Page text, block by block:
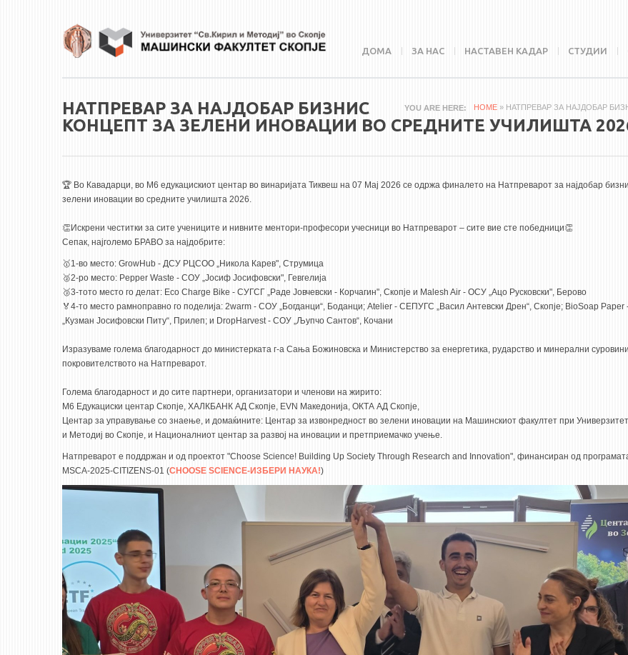
ДОМА ЗА НАС НАСТАВЕН КАДАР СТУДИИ
YOU ARE HERE HOME » НАТПРЕВАР ЗА НАЈДОБАР
НАТПРЕВАР ЗА НАЈДОБАР БИЗНИС
КОНЦЕПТ ЗА ЗЕЛЕНИ ИНОВАЦИИ ВО СРЕДНИТЕ УЧИЛИШТА
🏆 Во Кавадарци, во M6 едукацискиот центар во винаријата Тиквеш на 07 Мај 2026 се одржа финалето на Натпреварот за најдобар
зелени иновации во средните училишта 2026.
👏Искрени честитки за сите учениците и нивните ментори-професори учесници во Натпреварот – сите вие сте победници👏
Сепак, најголемо БРАВО за најдобрите:
🥇1-во место: GrowHub - ДСУ РЦСОО „Никола Карев", Струмица
🥈2-ро место: Pepper Waste - СОУ „Јосиф Јосифовски", Гевгелија
🥉3-тото место го делат: Eco Charge Bike - СУГСГ „Раде Јовчевски - Корчагин", Скопје и Malesh Air - ОСУ „Ацо Русковски", Берово
🏅4-то место рамноправно го поделија: 2warm - СОУ „Богданци“, Боданци; Atelier - СЕПУГС „Васил Антевски Дрен“, Скопје; BioSoap
„Кузман Јосифовски Питу“, Прилеп; и DropHarvest - СОУ „Љупчо Сантов“, Кочани
Изразуваме голема благодарност до министерката г-а Сања Божиновска и Министерство за енергетика, рударство и минерални
покровителството на Натпреварот.
Голема благодарност и до сите партнери, организатори и членови на жирито:
M6 Едукациски центар Скопје, ХАЛКБАНК АД Скопје, EVN Македонија, ОКТА АД Скопје,
Центар за управување со знаење, и домаќините: Центар за извонредност во зелени иновации на Машинскиот факултет при
и Методиј во Скопје, и Националниот центар за развој на иновации и претприемачко учење.
Натпреварот е поддржан и од проектот "Choose Science! Building Up Society Through Research and Innovation", финансиран од
MSCA-2025-CITIZENS-01 (CHOOSE SCIENCE-ИЗБЕРИ НАУКА!)